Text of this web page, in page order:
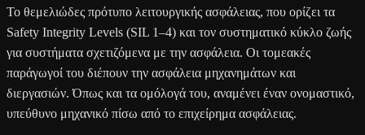
Το θεμελιώδες πρότυπο λειτουργικής ασφάλειας, που ορίζει τα
Safety Integrity Levels (SIL 1–4) και τον συστηματικό κύκλο ζωής
για συστήματα σχετιζόμενα με την ασφάλεια. Οι τομεακές
παράγωγοί του διέπουν την ασφάλεια μηχανημάτων και
διεργασιών. Όπως και τα ομόλογά του, αναμένει έναν ονομαστικό,
υπεύθυνο μηχανικό πίσω από το επιχείρημα ασφάλειας.